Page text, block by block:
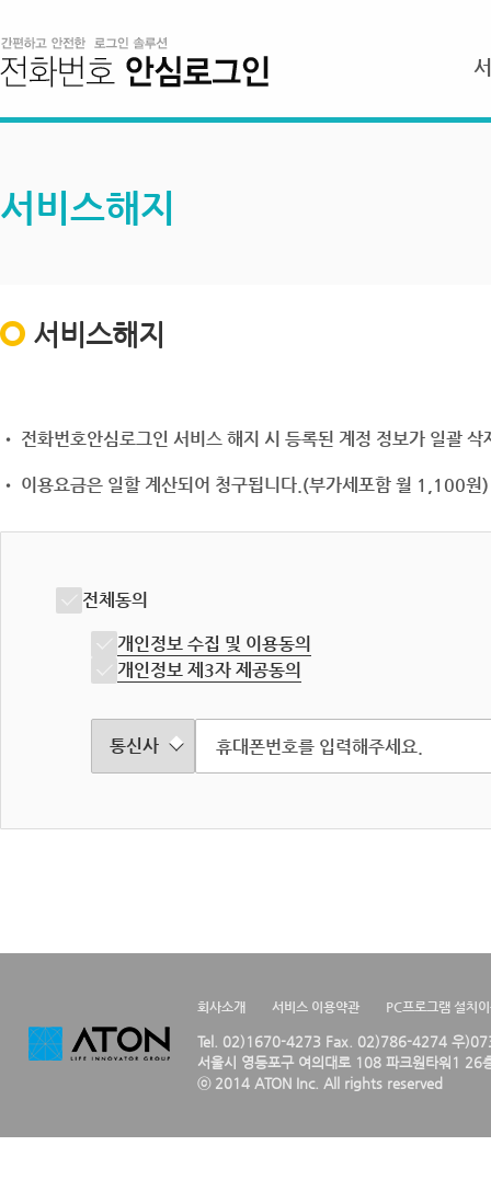
서비스해지
서비스해지
• 전화번호안심로그인 서비스 해지 시 등록된 계정 정보가 일괄
• 이용요금은 일할 계산되어 청구됩니다.(부가세포함 월 1,100원)
전체동의
개인정보 수집 및 이용동의
개인정보 제3자 제공동의
회사소개 서비스 이용약관 PC프로그램 설치
Tel. 02)1670-4273 Fax. 02)786-4274 우
서울시 영등포구 여의대로 108 파크원타워1 26
ⓒ 2014 ATON Inc. All rights reserved